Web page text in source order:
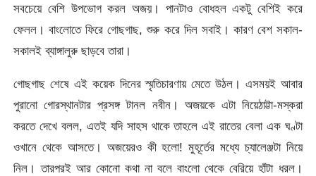
সবচেয়ে বেশি উপভোগ করল অজয়। পানটাও বোধহল একটু বেশিই করে
ফেলল। বাংলোতে ফিরে গোছগাছ, শুরু করে দিল সবাই। কারণ বেশ সকাল-
সকালই ব্যাঙ্গালুরু ছাড়বে তারা।
গোছগাছ শেষে এই কয়েক দিনের স্মৃতিচারণায় মেতে উঠল। এসময়ই আবার
পুরানো গোরস্থানটার প্রসঙ্গ টানল নবীন। অজয়কে এটা নিয়েঠাট্টা-মস্করা
করতে দেখে বলল, এতই যদি সাহস থাকে তাহলে এই রাতের বেলা এক ঘণ্টা
ওখানে থেকে আসতে। অজয়েরও কী হলো! মুহূর্তের মধ্যে চ্যালেঞ্জটা নিয়ে
নিল। তারপরই আর কোনো কথা না বলে বাংলো থেকে বেরিয়ে হাঁটা ধরল।